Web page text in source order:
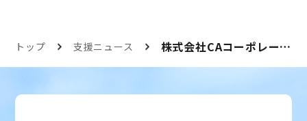
トップ 支援ニュース 株式会社CAコーポレーションがにっぽん福福へ寄付